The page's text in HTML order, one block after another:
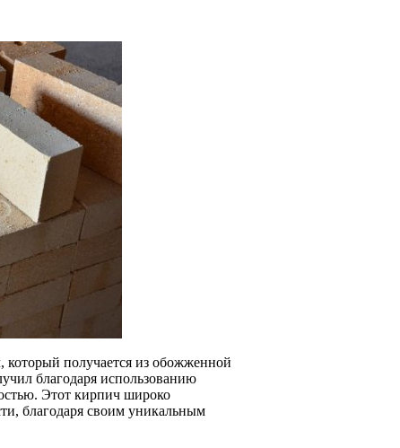
получается из обожженной
благодаря использованию
Этот кирпич широко
благодаря своим уникальным